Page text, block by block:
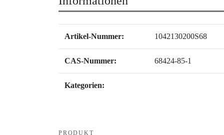
Artikel-Nummer: 1042130200S68
CAS-Nummer: 68424-85-1
Kategorien:
PRODUKT